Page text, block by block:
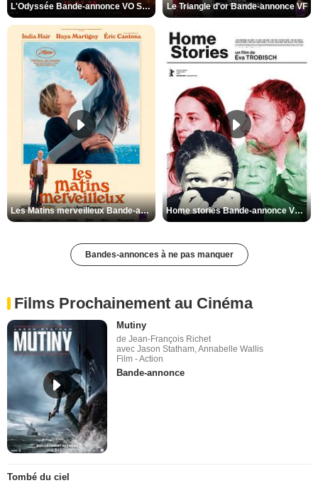
L'Odyssée Bande-annonce VO STFR Le Triangle d'or Bande-annonce VF
Les Matins merveilleux Bande-annonce VF Home stories Bande-annonce VO STFR
Bandes-annonces à ne pas manquer
Films Prochainement au Cinéma
Mutiny
de Jean-François Richet
avec Jason Statham, Annabelle Wallis
Film - Action
Bande-annonce
Tombé du ciel